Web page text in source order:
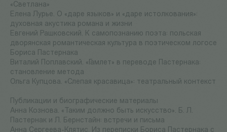
«Светлана»
Елена Лурье. О «даре языков» и «даре истолкования»:
духовная акустика романа и жизни
Евгений Рашковский. К самопознанию поэта: польская
дворянская романтическая культура в поэтическом логосе
Бориса Пастернака
Виталий Поплавский. «Гамлет» в переводе Пастернака:
становление метода
Ольга Купцова. «Слепая красавица»: театральный контекст
Публикации и биографические материалы
Анна Кознова. «Таким должно быть искусство». Б. Л.
Пастернак и Л. Бернстайн: встречи и письма
Анна Сергеева-Клятис. Из переписки Бориса Пастернака с